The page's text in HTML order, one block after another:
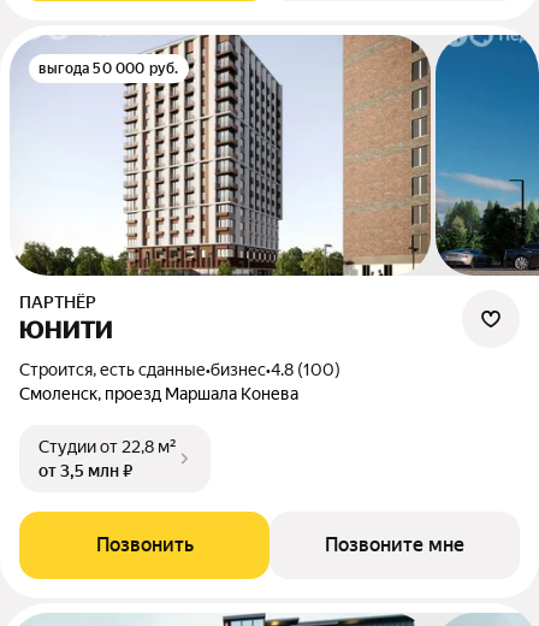
выгода 50 000 руб.
ПАРТНЁР
ЮНИТИ
Строится, есть сданные•бизнес•4.8 (100)
Смоленск, проезд Маршала Конева
Студииот 22,8 м²
от 3,5 млн ₽
Позвонить Позвоните мне